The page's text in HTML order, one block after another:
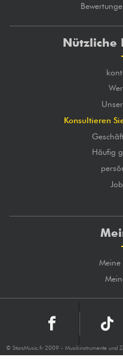
Nützliche
Konsultieren
Häufig
Meine
© StarsMusic.fr 2009 - Musikinstrumente und